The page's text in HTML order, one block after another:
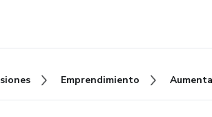
Emprendimiento